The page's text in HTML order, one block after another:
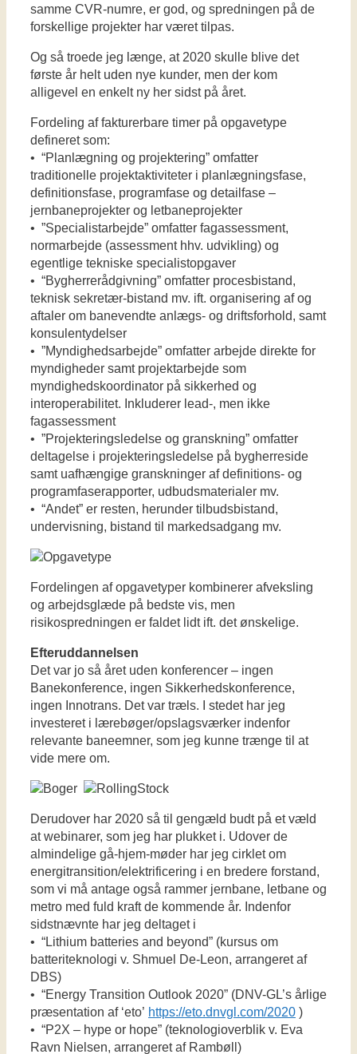
samme CVR-numre, er god, og spredningen på de
forskellige projekter har været tilpas.
Og så troede jeg længe, at 2020 skulle blive det
første år helt uden nye kunder, men der kom
alligevel en enkelt ny her sidst på året.
Fordeling af fakturerbare timer på opgavetype
defineret som:
• “Planlægning og projektering” omfatter
traditionelle projektaktiviteter i planlægningsfase,
definitionsfase, programfase og detailfase –
jernbaneprojekter og letbaneprojekter
• ”Specialistarbejde” omfatter fagassessment,
normarbejde (assessment hhv. udvikling) og
egentlige tekniske specialistopgaver
• “Bygherrerådgivning” omfatter procesbistand,
teknisk sekretær-bistand mv. ift. organisering af og
aftaler om banevendte anlægs- og driftsforhold, samt
konsulentydelser
• ”Myndighedsarbejde” omfatter arbejde direkte for
myndigheder samt projektarbejde som
myndighedskoordinator på sikkerhed og
interoperabilitet. Inkluderer lead-, men ikke
fagassessment
• ”Projekteringsledelse og granskning” omfatter
deltagelse i projekteringsledelse på bygherreside
samt uafhængige granskninger af definitions- og
programfaserapporter, udbudsmaterialer mv.
• “Andet” er resten, herunder tilbudsbistand,
undervisning, bistand til markedsadgang mv.
Fordelingen af opgavetyper kombinerer afveksling
og arbejdsglæde på bedste vis, men
risikospredningen er faldet lidt ift. det ønskelige.
Efteruddannelsen
Det var jo så året uden konferencer – ingen
Banekonference, ingen Sikkerhedskonference,
ingen Innotrans. Det var træls. I stedet har jeg
investeret i lærebøger/opslagsværker indenfor
relevante baneemner, som jeg kunne trænge til at
vide mere om.
Derudover har 2020 så til gengæld budt på et væld
at webinarer, som jeg har plukket i. Udover de
almindelige gå-hjem-møder har jeg cirklet om
energitransition/elektrificering i en bredere forstand,
som vi må antage også rammer jernbane, letbane og
metro med fuld kraft de kommende år. Indenfor
sidstnævnte har jeg deltaget i
• “Lithium batteries and beyond” (kursus om
batteriteknologi v. Shmuel De-Leon, arrangeret af
DBS)
• “Energy Transition Outlook 2020” (DNV-GL’s årlige
præsentation af ‘eto’ https://eto.dnvgl.com/2020 )
• “P2X – hype or hope” (teknologioverblik v. Eva
Ravn Nielsen, arrangeret af Rambøll)